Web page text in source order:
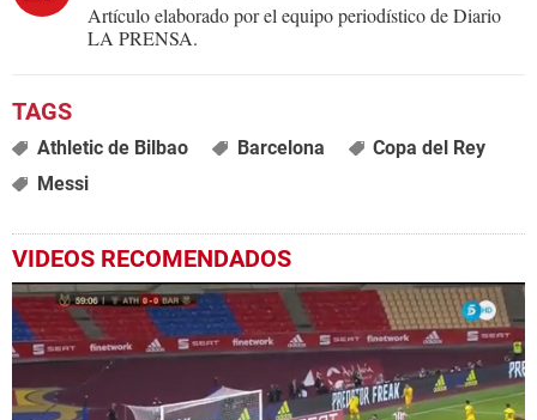
Artículo elaborado por el equipo periodístico de Diario
LA PRENSA.
Athletic de Bilbao Barcelona
Copa del Rey
Messi
VIDEOS RECOMENDADOS